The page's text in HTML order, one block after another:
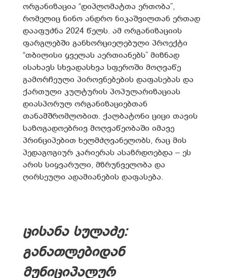
ორგანიზაცია “დიპლომატთა ერთობა”,
რომელიც ნინო ანდრო ნიკაშვილთან ერთად
დააფუძნა 2024 წელს. ამ ორგანიზაციის
ფარგლებში განხორციელებული პროექტი
“თბილისი ყველას აერთიანებს” მიზნად
ისახავს სხვადასხვა სფეროში მოღვაწე
გამორჩეული პიროვნებების დაფასებას და
ქართული კულტურის პოპულარიზაციას
დიასპორულ ორგანიზაციებთან
თანამშრომლობით. ქალბატონი ციცი თავის
საზოგადოებრივ მოღვაწეობაში იმავე
პრინციპებით ხელმძღვანელობს, რაც მის
პედაგოგიურ კარიერას ასაზრდოებდა – ეს
არის სიყვარული, მზრუნველობა და
ღირსეული ადამიანების დაფასება.
ცისანა სულაძე:
განათლებიდან
მუნიციპალურ